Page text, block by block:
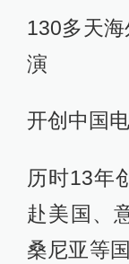
130多天
演
开创中国
历时13年
赴美国、
桑尼亚等